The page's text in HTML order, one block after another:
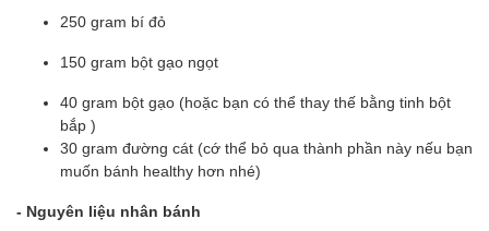
250 gram bí đỏ
150 gram bột gạo ngọt
40 gram bột gạo (hoặc bạn có thể thay thế bằng tinh bột
bắp )
30 gram đường cát (cớ thể bỏ qua thành phần này nếu bạn
muốn bánh healthy hơn nhé)
- Nguyên liệu nhân bánh